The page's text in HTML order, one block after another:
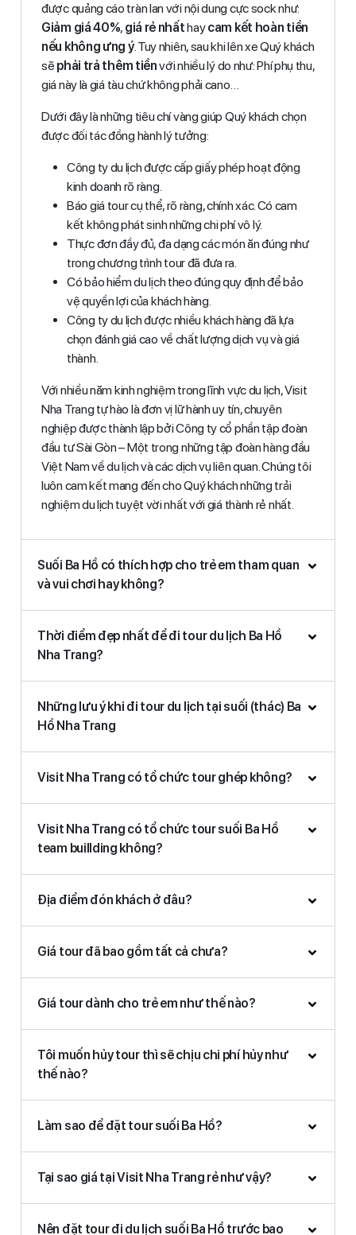
được quảng cáo tràn lan với nội dung cực sock như:
Giảm giá 40%, giá rẻ nhấthaycam kết hoàn tiền
nếu không ưng ý. Tuy nhiên, sau khi lên xe Quý khách
sẽ phải trả thêm tiềnvới nhiều lý do như: Phí phụ thu,
giá này là giá tàu chứ không phải cano…
Dưới đây là những tiêu chí vàng giúp Quý khách chọn
được đối tác đồng hành lý tưởng:
Công ty du lịch được cấp giấy phép hoạt động
kinh doanh rõ ràng.
Báo giá tour cụ thể, rõ ràng, chính xác. Có cam
kết không phát sinh những chi phí vô lý.
Thực đơn đầy đủ, đa dạng các món ăn đúng như
trong chương trình tour đã đưa ra.
Có bảo hiểm du lịch theo đúng quy định để bảo
vệ quyền lợi của khách hàng.
Công ty du lịch được nhiều khách hàng đã lựa
chọn đánh giá cao về chất lượng dịch vụ và giá
thành.
Với nhiều năm kinh nghiệm trong lĩnh vực du lịch, Visit
Nha Trang tự hào là đơn vị lữ hành uy tín, chuyên
nghiệp được thành lập bởi Công ty cổ phần tập đoàn
đầu tư Sài Gòn – Một trong những tập đoàn hàng đầu
Việt Nam về du lịch và các dịch vụ liên quan. Chúng tôi
luôn cam kết mang đến cho Quý khách những trải
nghiệm du lịch tuyệt vời nhất với giá thành rẻ nhất.
Suối Ba Hồ có thích hợp cho trẻ em tham quan
và vui chơi hay không?
Thời điểm đẹp nhất để đi tour du lịch Ba Hồ
Nha Trang?
Những lưu ý khi đi tour du lịch tại suối (thác) Ba
Hồ Nha Trang
Visit Nha Trang có tổ chức tour ghép không?
Visit Nha Trang có tổ chức tour suối Ba Hồ
team buillding không?
Địa điểm đón khách ở đâu?
Giá tour đã bao gồm tất cả chưa?
Giá tour dành cho trẻ em như thế nào?
Tôi muốn hủy tour thì sẽ chịu chi phí hủy như
thế nào?
Làm sao để đặt tour suối Ba Hồ?
Tại sao giá tại Visit Nha Trang rẻ như vậy?
Nên đặt tour đi du lịch suối Ba Hồ trước bao